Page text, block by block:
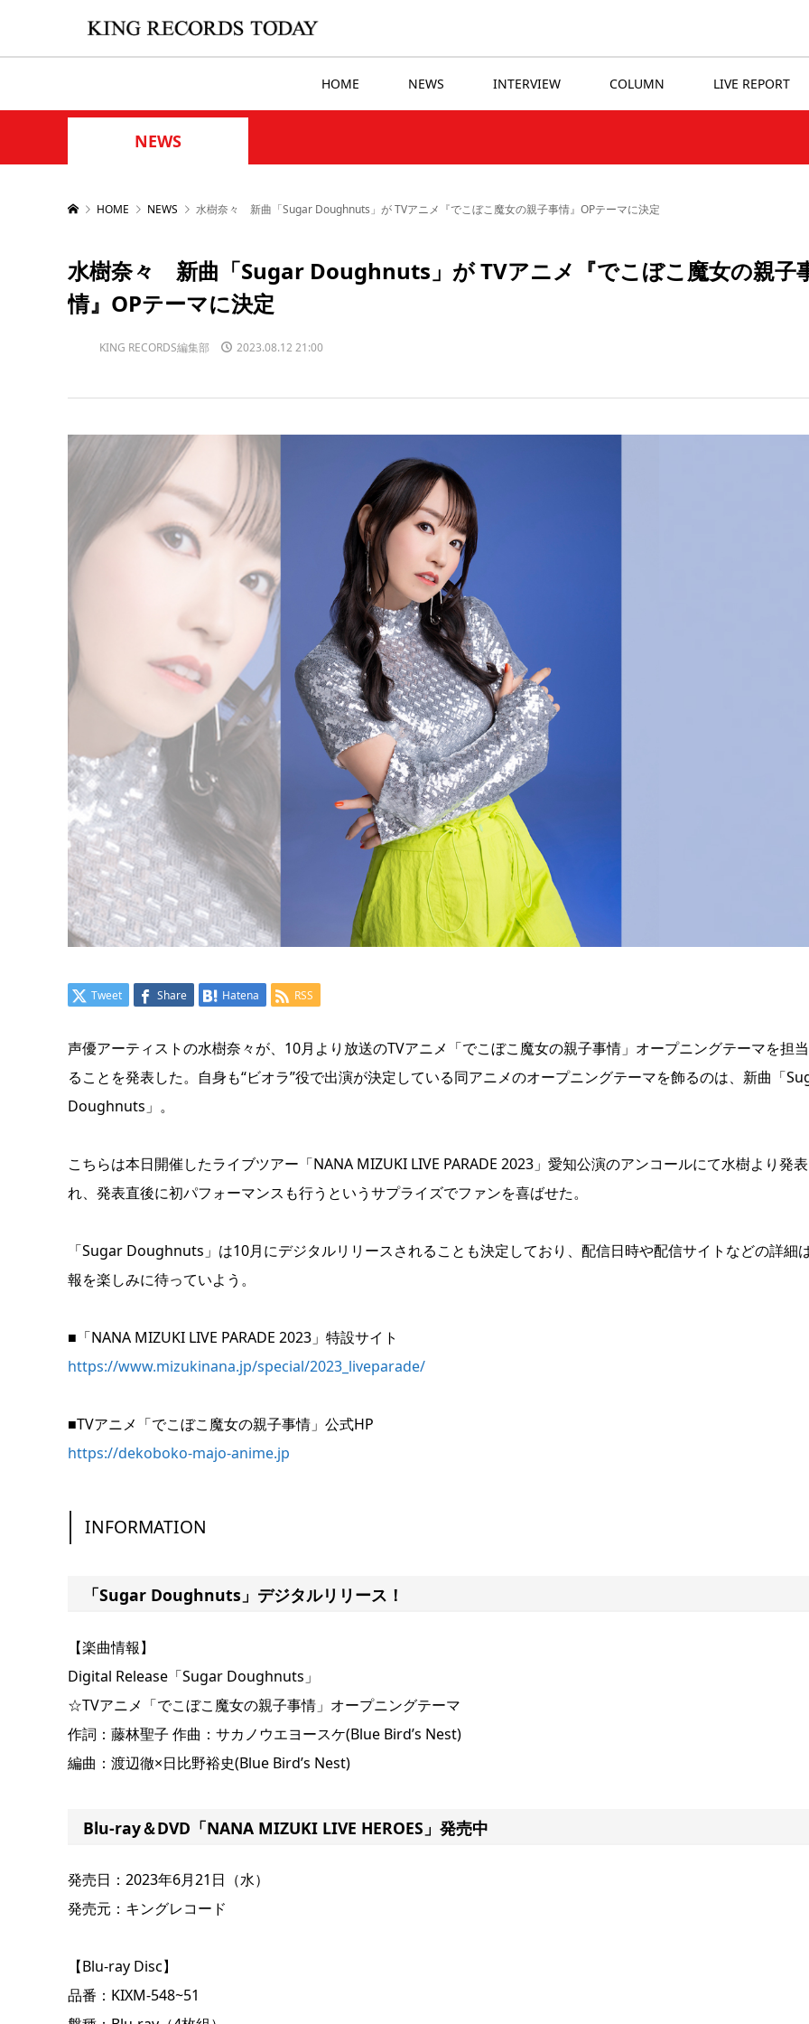
HOME NEWS INTERVIEW COLUMN LIVE REPORT
NEWS
HOME NEWS 水樹奈々 新曲「Sugar Doughnuts」が TVアニメ『でこぼこ魔女の親子事情』OPテーマに決定
水樹奈々 新曲「Sugar Doughnuts」が TVアニメ『でこぼこ魔女の親子
情』OPテーマに決定
KING RECORDS編集部 2023.08.12 21:00
Tweet Share Hatena RSS
声優アーティストの水樹奈々が、10月より放送のTVアニメ「でこぼこ魔女の親子事情」オープニングテーマを担
ることを発表した。自身も“ビオラ”役で出演が決定している同アニメのオープニングテーマを飾るのは、新曲「
Doughnuts」。
こちらは本日開催したライブツアー「NANA MIZUKI LIVE PARADE 2023」愛知公演のアンコールにて水樹より発
れ、発表直後に初パフォーマンスも行うというサプライズでファンを喜ばせた。
「Sugar Doughnuts」は10月にデジタルリリースされることも決定しており、配信日時や配信サイトなどの詳細
報を楽しみに待っていよう。
■「NANA MIZUKI LIVE PARADE 2023」特設サイト
https://www.mizukinana.jp/special/2023_liveparade/
■TVアニメ「でこぼこ魔女の親子事情」公式HP
https://dekoboko-majo-anime.jp
INFORMATION
「Sugar Doughnuts」デジタルリリース！
【楽曲情報】
Digital Release「Sugar Doughnuts」
☆TVアニメ「でこぼこ魔女の親子事情」オープニングテーマ
作詞：藤林聖子 作曲：サカノウエヨースケ(Blue Bird’s Nest)
編曲：渡辺徹×日比野裕史(Blue Bird’s Nest)
Blu-ray＆DVD「NANA MIZUKI LIVE HEROES」発売中
発売日：2023年6月21日（水）
発売元：キングレコード
【Blu-ray Disc】
品番：KIXM-548~51